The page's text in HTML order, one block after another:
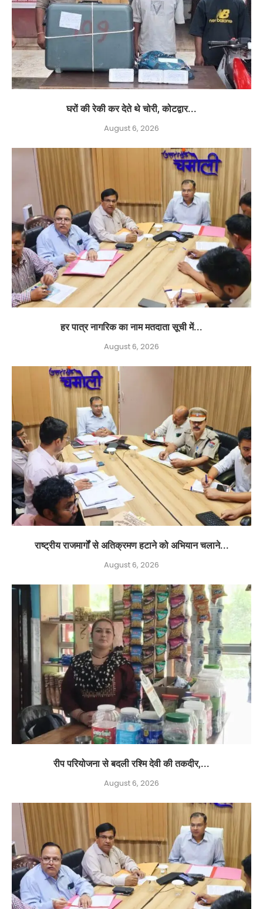
घरों की रेकी कर देते थे चोरी, कोटद्वार...
August 6, 2026
हर पात्र नागरिक का नाम मतदाता सूची में...
August 6, 2026
राष्ट्रीय राजमार्गों से अतिक्रमण हटाने को अभियान चलाने...
August 6, 2026
रीप परियोजना से बदली रश्मि देवी की तकदीर,...
August 6, 2026